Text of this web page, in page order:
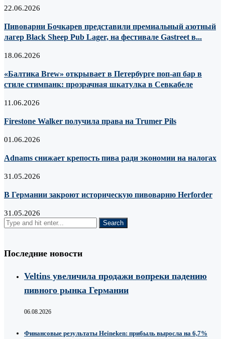
22.06.2026
Пивоварни Бочкарев представили премиальный азотный
лагер Black Sheep Pub Lager, на фестивале Gastreet в...
18.06.2026
«Балтика Brew» открывает в Петербурге поп-ап бар в
стиле стимпанк: прозрачная шкатулка в Севкабеле
11.06.2026
Firestone Walker получила права на Trumer Pils
01.06.2026
Adnams снижает крепость пива ради экономии на налогах
31.05.2026
В Германии закроют историческую пивоварню Herforder
31.05.2026
Последние новости
Veltins увеличила продажи вопреки падению
пивного рынка Германии
06.08.2026
Финансовые результаты Heineken: прибыль выросла на 6,7%